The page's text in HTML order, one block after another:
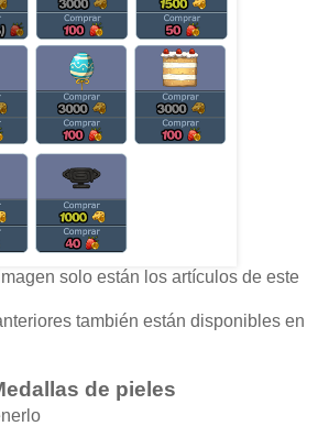
solo están los artículos de este
también están disponibles en
de pieles